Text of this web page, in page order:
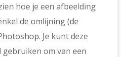
hoe je een afbeelding
de omlijning (de
Je kunt deze
om van een